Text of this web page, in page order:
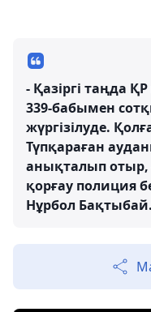
- Қазіргі таңда
339-бабымен
жүргізілуде.
Түпқараған
анықталып отыр,
қорғау полиция
Нұрбол Бақтыбай.